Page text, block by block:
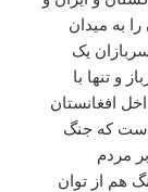
به میدان
یک
و تنها با
افغانستان
است که جنگ
مردم
هم از توان